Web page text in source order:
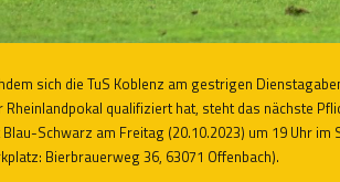
sich die TuS Koblenz am gestrigen
Rheinlandpokal qualifiziert hat, steht das nächste
Schwarz am Freitag (20.10.2023) um 19 Uhr
Bierbrauerweg 36, 63071 Offenbach).